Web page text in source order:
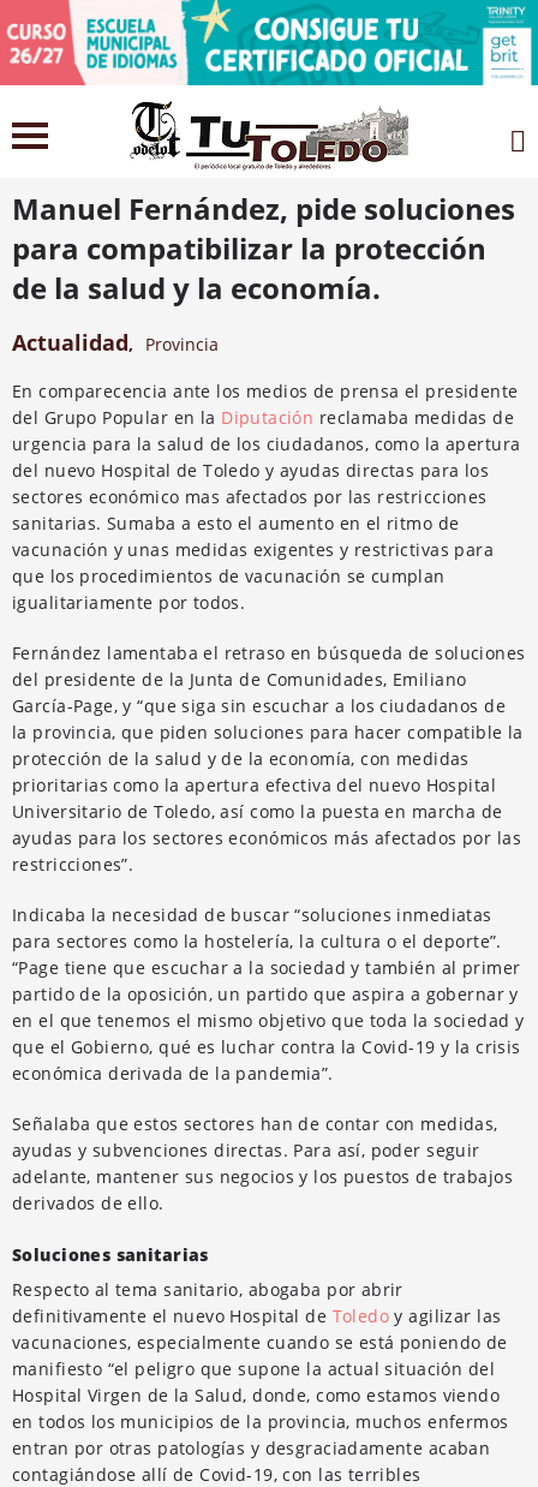
22 febrero 2021
Manuel Fernández, pide soluciones
para compatibilizar la protección
de la salud y la economía.
Actualidad, Provincia
En comparecencia ante los medios de prensa el presidente
del Grupo Popular en la Diputación reclamaba medidas de
urgencia para la salud de los ciudadanos, como la apertura
del nuevo Hospital de Toledo y ayudas directas para los
sectores económico mas afectados por las restricciones
sanitarias. Sumaba a esto el aumento en el ritmo de
vacunación y unas medidas exigentes y restrictivas para
que los procedimientos de vacunación se cumplan
igualitariamente por todos.
Fernández lamentaba el retraso en búsqueda de soluciones
del presidente de la Junta de Comunidades, Emiliano
García-Page, y “que siga sin escuchar a los ciudadanos de
la provincia, que piden soluciones para hacer compatible la
protección de la salud y de la economía, con medidas
prioritarias como la apertura efectiva del nuevo Hospital
Universitario de Toledo, así como la puesta en marcha de
ayudas para los sectores económicos más afectados por las
restricciones”.
Indicaba la necesidad de buscar “soluciones inmediatas
para sectores como la hostelería, la cultura o el deporte”.
“Page tiene que escuchar a la sociedad y también al primer
partido de la oposición, un partido que aspira a gobernar y
en el que tenemos el mismo objetivo que toda la sociedad y
que el Gobierno, qué es luchar contra la Covid-19 y la crisis
económica derivada de la pandemia”.
Señalaba que estos sectores han de contar con medidas,
ayudas y subvenciones directas. Para así, poder seguir
adelante, mantener sus negocios y los puestos de trabajos
derivados de ello.
Soluciones sanitarias
Respecto al tema sanitario, abogaba por abrir
definitivamente el nuevo Hospital de Toledo y agilizar las
vacunaciones, especialmente cuando se está poniendo de
manifiesto “el peligro que supone la actual situación del
Hospital Virgen de la Salud, donde, como estamos viendo
en todos los municipios de la provincia, muchos enfermos
entran por otras patologías y desgraciadamente acaban
contagiándose allí de Covid-19, con las terribles